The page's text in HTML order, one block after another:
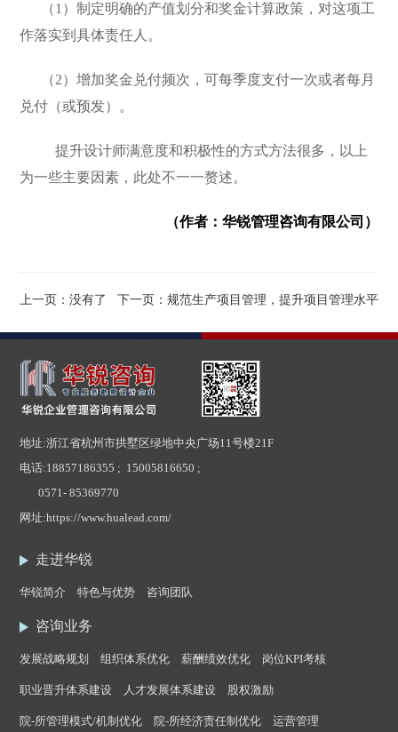
（1）制定明确的产值划分和奖金计算政策，对这项工
作落实到具体责任人。
（2）增加奖金兑付频次，可每季度支付一次或者每月
兑付（或预发）。
提升设计师满意度和积极性的方式方法很多，以上
为一些主要因素，此处不一一赘述。
（作者：华锐管理咨询有限公司）
上一页：没有了 下一页：规范生产项目管理，提升项目管理水平
走进华锐
华锐简介 特色与优势 咨询团队
咨询业务
发展战略规划 组织体系优化 薪酬绩效优化 岗位KPI考核
职业晋升体系建设 人才发展体系建设 股权激励
院-所管理模式/机制优化 院-所经济责任制优化 运营管理
地址:浙江省杭州市拱墅区绿地中央广场11号楼21F
电话:18857186355 ; 15005816650 ;
0571- 85369770
网址:https://www.hualead.com/